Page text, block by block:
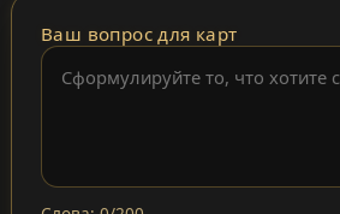
Ваш вопрос для карт